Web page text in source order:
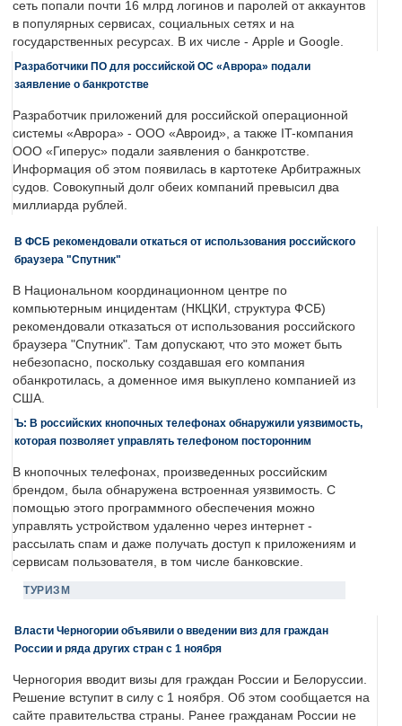
сеть попали почти 16 млрд логинов и паролей от аккаунтов
в популярных сервисах, социальных сетях и на
государственных ресурсах. В их числе - Apple и Google.
Разработчики ПО для российской ОС «Аврора» подали
заявление о банкротстве
Разработчик приложений для российской операционной
системы «Аврора» - ООО «Авроид», а также IT-компания
ООО «Гиперус» подали заявления о банкротстве.
Информация об этом появилась в картотеке Арбитражных
судов. Совокупный долг обеих компаний превысил два
миллиарда рублей.
В ФСБ рекомендовали откаться от использования российского
браузера "Спутник"
В Национальном координационном центре по
компьютерным инцидентам (НКЦКИ, структура ФСБ)
рекомендовали отказаться от использования российского
браузера "Спутник". Там допускают, что это может быть
небезопасно, поскольку создавшая его компания
обанкротилась, а доменное имя выкуплено компанией из
США.
Ъ: В российских кнопочных телефонах обнаружили уязвимость,
которая позволяет управлять телефоном посторонним
В кнопочных телефонах, произведенных российским
брендом, была обнаружена встроенная уязвимость. С
помощью этого программного обеспечения можно
управлять устройством удаленно через интернет -
рассылать спам и даже получать доступ к приложениям и
сервисам пользователя, в том числе банковские.
ТУРИЗМ
Власти Черногории объявили о введении виз для граждан
России и ряда других стран с 1 ноября
Черногория вводит визы для граждан России и Белоруссии.
Решение вступит в силу с 1 ноября. Об этом сообщается на
сайте правительства страны. Ранее гражданам России не